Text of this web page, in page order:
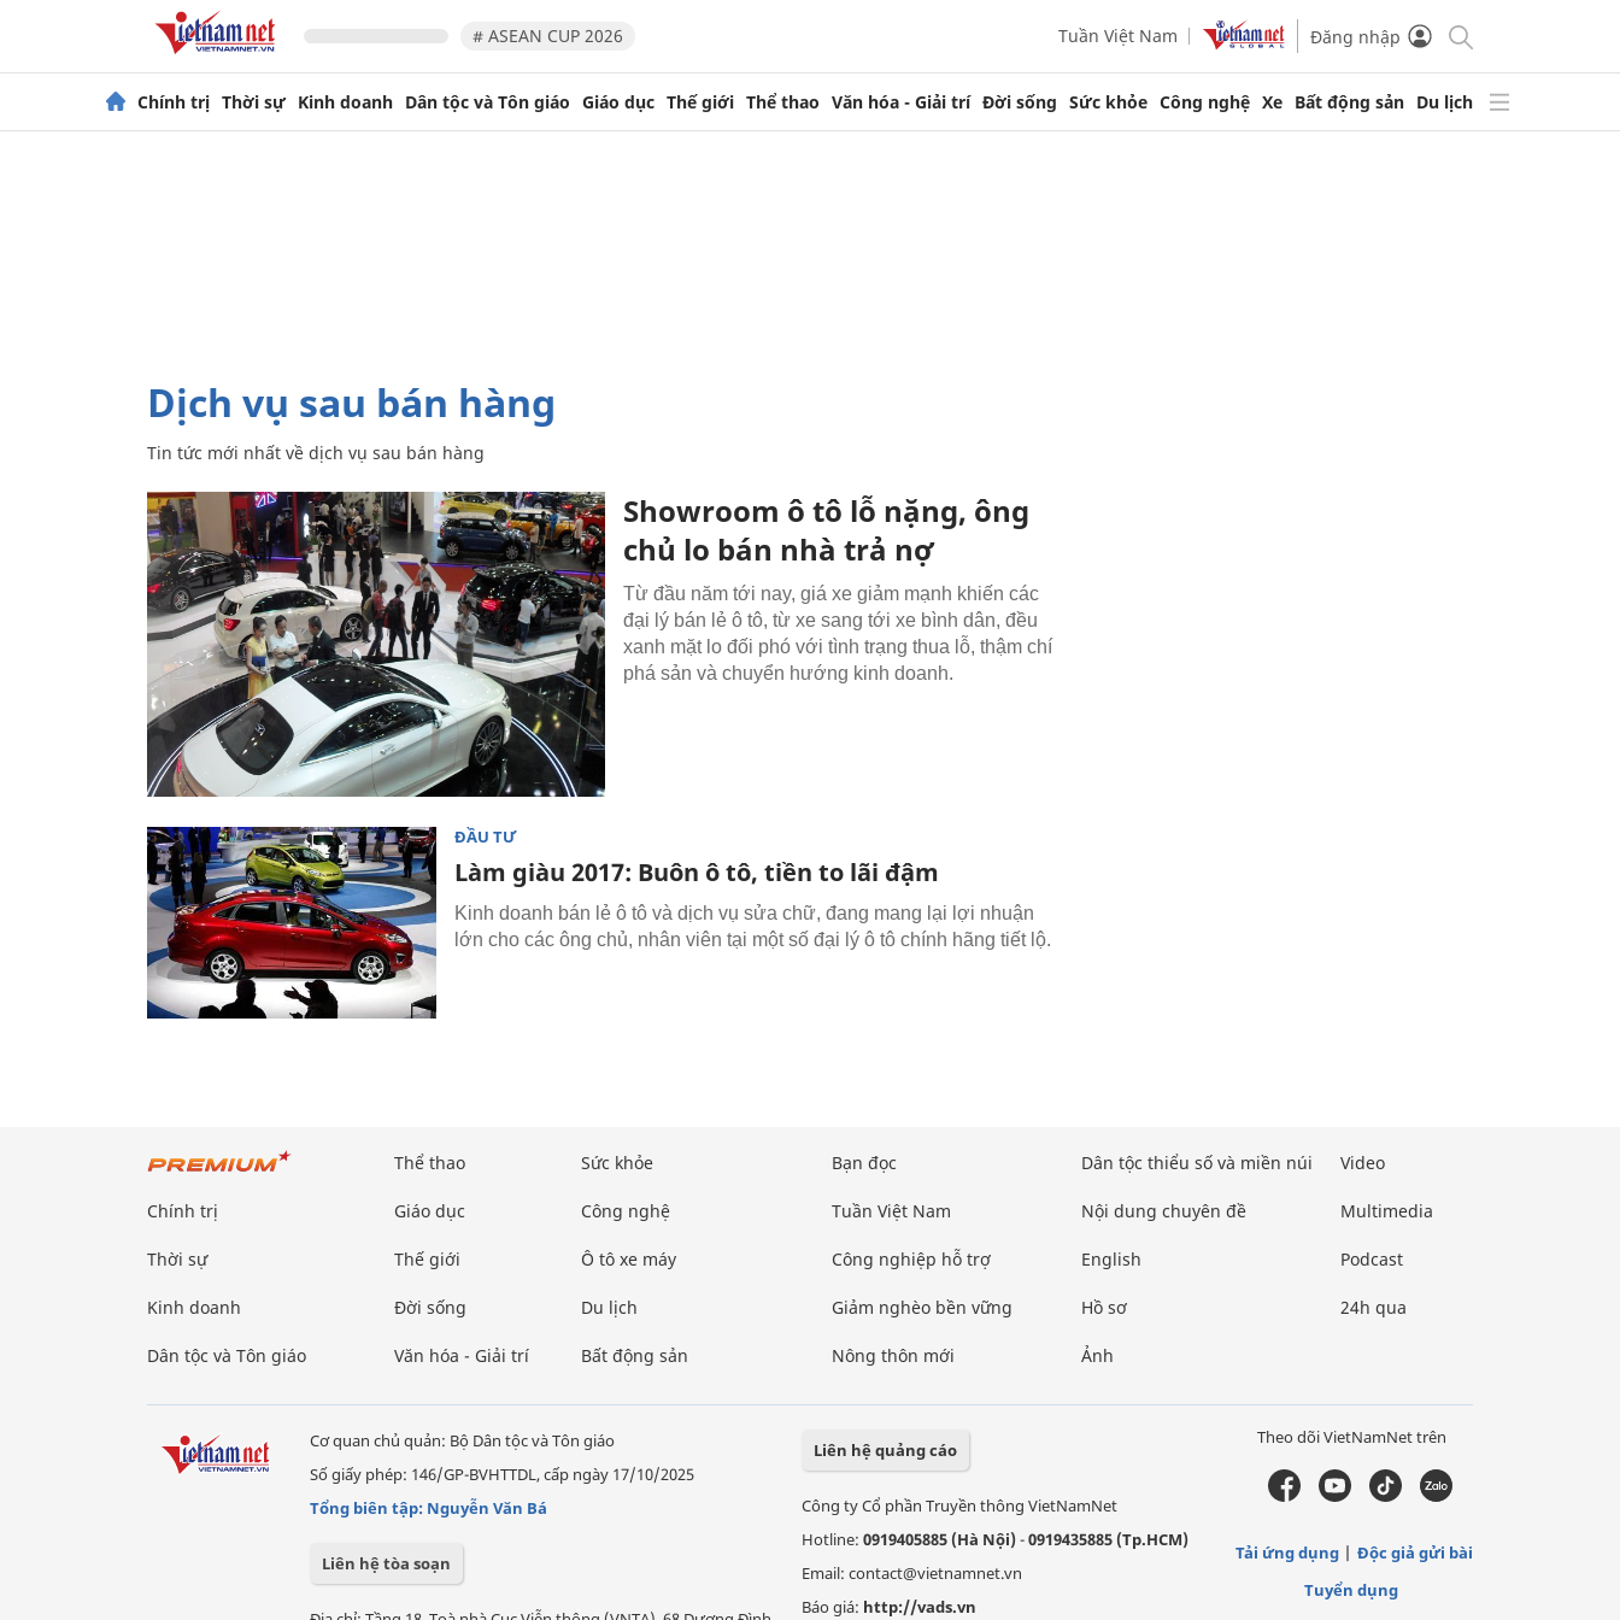
# ASEAN CUP 2026 Tuần Việt Nam Đăng nhập
Chính trị Thời sự Kinh doanh Dân tộc và Tôn giáo Giáo dục Thế giới Thể thao Văn hóa - Giải trí Đời sống Sức khỏe Công nghệ Xe Bất động sản Du lịch
dịch vụ sau bán hàng
Tin tức mới nhất về dịch vụ sau bán hàng
Showroom ô tô lỗ nặng, ông
chủ lo bán nhà trả nợ
Từ đầu năm tới nay, giá xe giảm mạnh khiến các
đại lý bán lẻ ô tô, từ xe sang tới xe bình dân, đều
xanh mặt lo đối phó với tình trạng thua lỗ, thậm chí
phá sản và chuyển hướng kinh doanh.
ĐẦU TƯ
Làm giàu 2017: Buôn ô tô, tiền to lãi đậm
Kinh doanh bán lẻ ô tô và dịch vụ sửa chữ, đang mang lại lợi nhuận
lớn cho các ông chủ, nhân viên tại một số đại lý ô tô chính hãng tiết lộ.
Chính trị
Thời sự
Kinh doanh
Dân tộc và Tôn giáo
Thể thao
Giáo dục
Thế giới
Đời sống
Văn hóa - Giải trí
Sức khỏe
Công nghệ
Ô tô xe máy
Du lịch
Bất động sản
Bạn đọc
Tuần Việt Nam
Công nghiệp hỗ trợ
Giảm nghèo bền vững
Nông thôn mới
Dân tộc thiểu số và miền núi
Nội dung chuyên đề
English
Hồ sơ
Ảnh
Video
Multimedia
Podcast
24h qua
Cơ quan chủ quản: Bộ Dân tộc và Tôn giáo
Số giấy phép: 146/GP-BVHTTDL, cấp ngày 17/10/2025
Tổng biên tập: Nguyễn Văn Bá
Liên hệ tòa soạn
Liên hệ quảng cáo
Công ty Cổ phần Truyền thông VietNamNet
Hotline: 0919405885 (Hà Nội)-0919435885 (Tp.HCM)
Email: contact@vietnamnet.vn
Báo giá: http://vads.vn
Theo dõi VietNamNet trên
Tải ứng dụng
Độc giả gửi bài
Tuyển dụng